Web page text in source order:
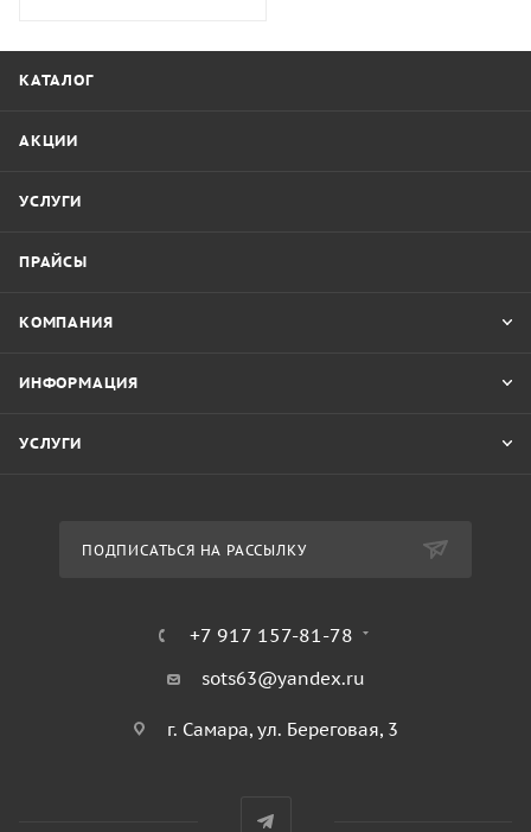
КАТАЛОГ
АКЦИИ
УСЛУГИ
ПРАЙСЫ
КОМПАНИЯ
ИНФОРМАЦИЯ
УСЛУГИ
ПОДПИСАТЬСЯ НА РАССЫЛКУ
+7 917 157-81-78
sots63@yandex.ru
г. Самара, ул. Береговая, 3